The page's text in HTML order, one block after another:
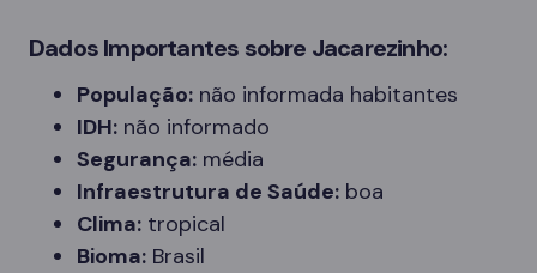
Dados Importantes sobre Jacarezinho:
População: não informada habitantes
IDH: não informado
Segurança: média
Infraestrutura de Saúde: boa
Clima: tropical
Bioma: Brasil